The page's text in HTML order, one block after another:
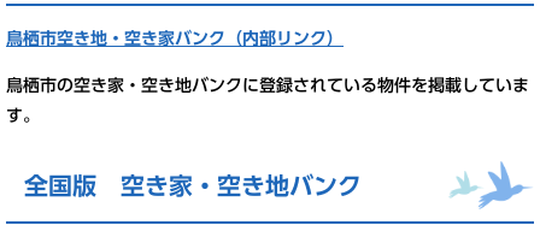
鳥栖市空き地・空き家バンク（内部リンク）
鳥栖市の空き家・空き地バンクに登録されている物件を掲載していま
す。
全国版 空き家・空き地バンク